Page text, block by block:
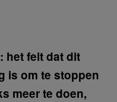
het feit dat dit
is om te stoppen
meer te doen,